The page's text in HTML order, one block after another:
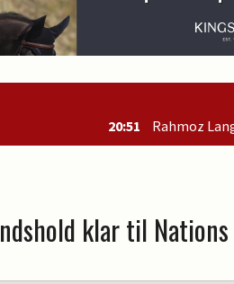
Rahmoz Langholt og Michael
klar til Nations